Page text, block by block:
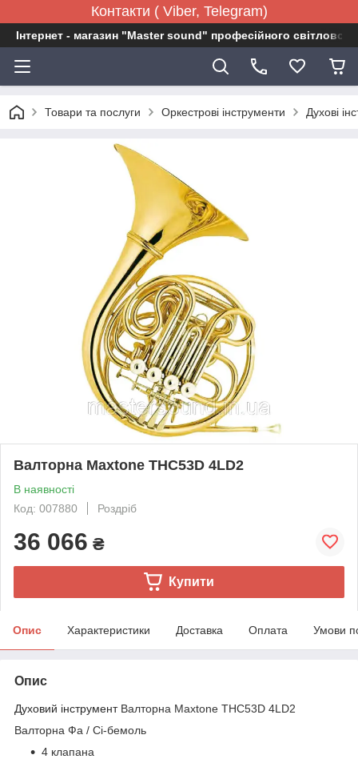
Контакти ( Viber, Telegram)
Інтернет - магазин "Master sound" професійного
Товари та послуги Оркестрові інструменти Духові
Валторна Maxtone THC53D 4LD2
В наявності
Код: 007880
Роздріб
36 066 ₴
Купити
Опис Характеристики Доставка Оплата Умови
Опис
Духовий інструмент Валторна Maxtone THC53D 4LD2
Валторна Фа / Сі-бемоль
4 клапана